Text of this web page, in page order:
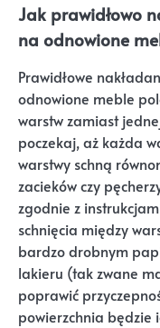
Jak prawidłowo
na odnowione
Prawidłowe
odnowione meble
warstw zamiast
poczekaj, aż każda
warstwy schną
zacieków czy
zgodnie z
schnięcia między
bardzo drobnym
lakieru (tak zwane
poprawić
powierzchnia będzie